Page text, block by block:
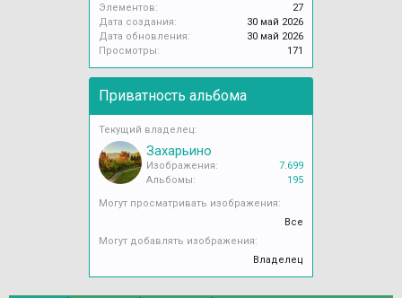
Элементов:
27
Дата создания:
30 май 2026
Дата обновления:
30 май 2026
Просмотры:
171
Приватность альбома
Текущий владелец:
Захарьино
Изображения:
7.699
Альбомы:
195
Могут просматривать изображения:
Все
Могут добавлять изображения:
Владелец